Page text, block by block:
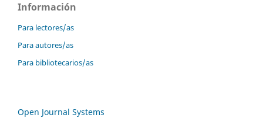
Información
Para lectores/as
Para autores/as
Para bibliotecarios/as
Open Journal Systems